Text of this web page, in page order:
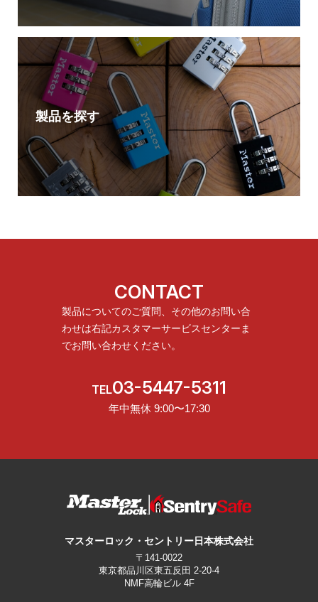
製品を探す
CONTACT
製品についてのご質問、その他のお問い合
わせは右記カスタマーサービスセンターま
でお問い合わせください。
TEL03-5447-5311
年中無休 9:00〜17:30
マスターロック・セントリー日本株式会社
〒141-0022
東京都品川区東五反田 2-20-4
NMF高輪ビル 4F